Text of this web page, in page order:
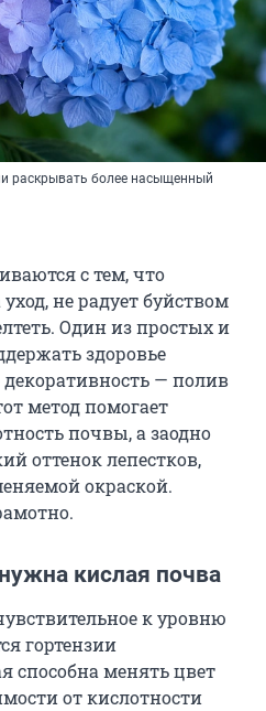
раскрывать более насыщенный
с тем, что
не радует буйством
Один из простых и
здоровье
декоративность — полив
метод помогает
почвы, а заодно
оттенок лепестков,
окраской.
кислая почва
к уровню
гортензии
способна менять цвет
от кислотности